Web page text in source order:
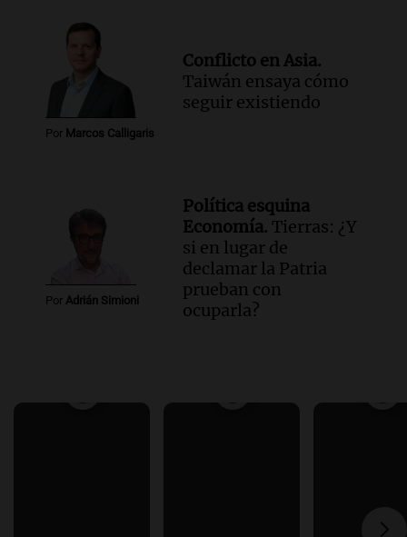
Por Marcos Calligaris
Conflicto en Asia.
Taiwán ensaya cómo
seguir existiendo
Por Adrián Simioni
Política esquina
Economía. Tierras: ¿Y
si en lugar de
declamar la Patria
prueban con
ocuparla?